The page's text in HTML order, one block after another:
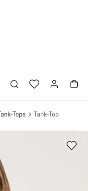
Tank-Tops Tank-Top